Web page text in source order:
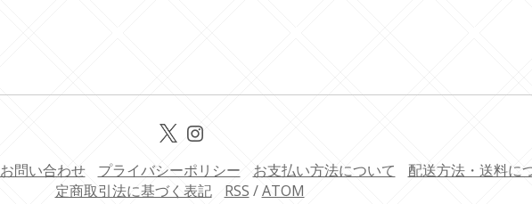
お問い合わせ プライバシーポリシー お支払い方法について 配送方法・送料に
定商取引法に基づく表記
RSS /ATOM